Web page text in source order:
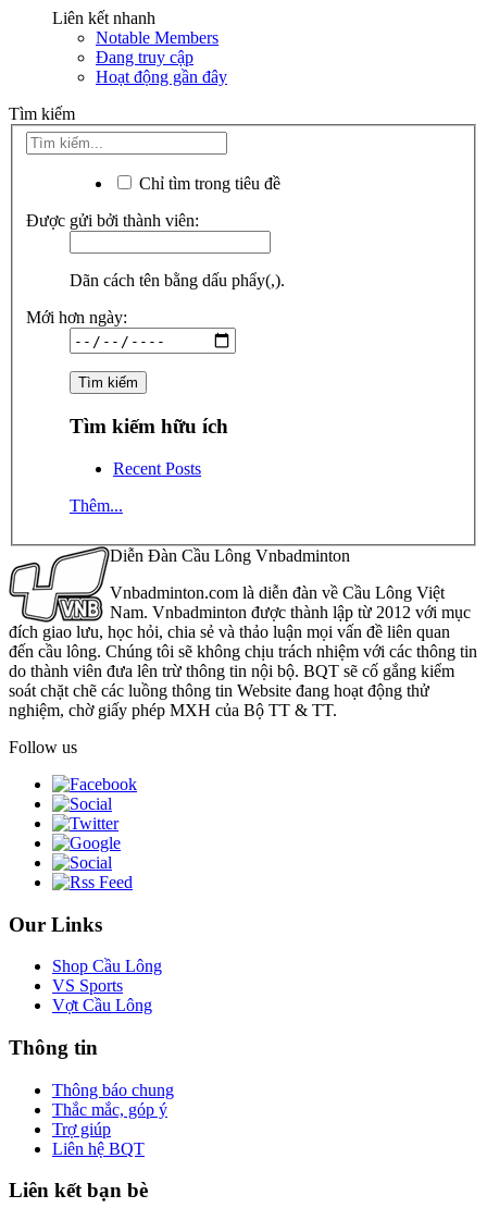
Liên kết nhanh
Notable Members
Đang truy cập
Hoạt động gần đây
Tìm kiếm
Chỉ tìm trong tiêu đề
Được gửi bởi thành viên:
Dãn cách tên bằng dấu phẩy(,).
Mới hơn ngày:
Tìm kiếm hữu ích
Recent Posts
Thêm...
Diễn Đàn Cầu Lông Vnbadminton
Vnbadminton.com là diễn đàn về Cầu Lông Việt
Nam. Vnbadminton được thành lập từ 2012 với mục
đích giao lưu, học hỏi, chia sẻ và thảo luận mọi vấn đề liên quan
đến cầu lông. Chúng tôi sẽ không chịu trách nhiệm với các thông tin
do thành viên đưa lên trừ thông tin nội bộ. BQT sẽ cố gắng kiểm
soát chặt chẽ các luồng thông tin Website đang hoạt động thử
nghiệm, chờ giấy phép MXH của Bộ TT & TT.
Follow us
Our Links
Shop Cầu Lông
VS Sports
Vợt Cầu Lông
Thông tin
Thông báo chung
Thắc mắc, góp ý
Trợ giúp
Liên hệ BQT
Liên kết bạn bè